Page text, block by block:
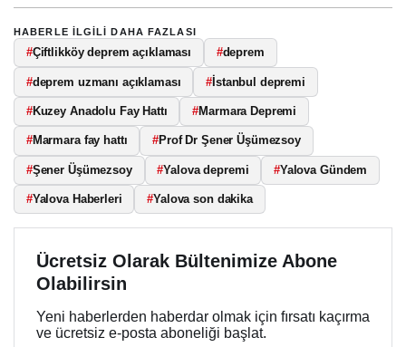
HABERLE ILGILI DAHA FAZLASI
#Çiftlikköy deprem açıklaması #deprem
#deprem uzmanı açıklaması #İstanbul depremi
#Kuzey Anadolu Fay Hattı #Marmara Depremi
#Marmara fay hattı #Prof Dr Şener Üşümezsoy
#Şener Üşümezsoy #Yalova depremi #Yalova Gündem
#Yalova Haberleri #Yalova son dakika
Ücretsiz Olarak Bültenimize Abone
Olabilirsin
Yeni haberlerden haberdar olmak için fırsatı kaçırma
ve ücretsiz e-posta aboneliği başlat.